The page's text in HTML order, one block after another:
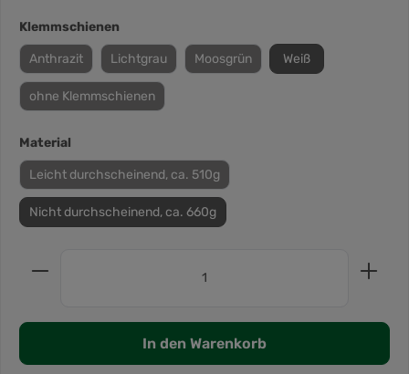
Klemmschienen
Anthrazit Lichtgrau Moosgrün Weiß
ohne Klemmschienen
Material
Leicht durchscheinend, ca. 510g
Nicht durchscheinend, ca. 660g
In den Warenkorb